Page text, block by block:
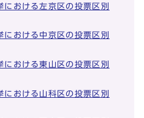
おける左京区の投票区別
における中京区の投票区別
おける東山区の投票区別
おける山科区の投票区別